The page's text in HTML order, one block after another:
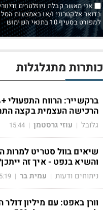
אני מאשר קבלת ניוזלטרים
בדואר אלקטרוני ו/או באמצעות
למפורט בסעיף 10 בתנאי השימוש
כותרות מתגלגלות
הרכישה העצמית בקצה
גלובל | עוזי גרסטמן |
15:44
שיאים בוול סטריט למרות
והשיא בנפט - איך זה
ניתוחים ודעות | עמית בר |
וורן באפט: עם מיליון דולר